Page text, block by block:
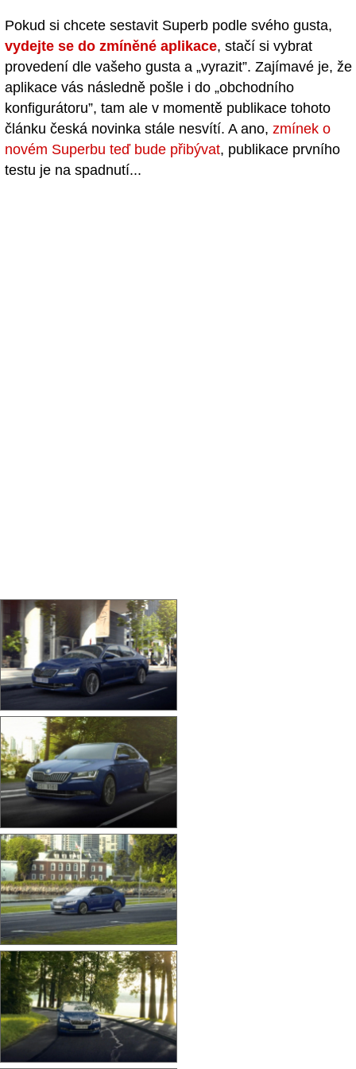
Pokud si chcete sestavit Superb podle svého gusta,
vydejte se do zmíněné aplikace, stačí si vybrat
provedení dle vašeho gusta a „vyrazit”. Zajímavé je, že
aplikace vás následně pošle i do „obchodního
konfigurátoru”, tam ale v momentě publikace tohoto
článku česká novinka stále nesvítí. A ano, zmínek o
novém Superbu teď bude přibývat, publikace prvního
testu je na spadnutí...